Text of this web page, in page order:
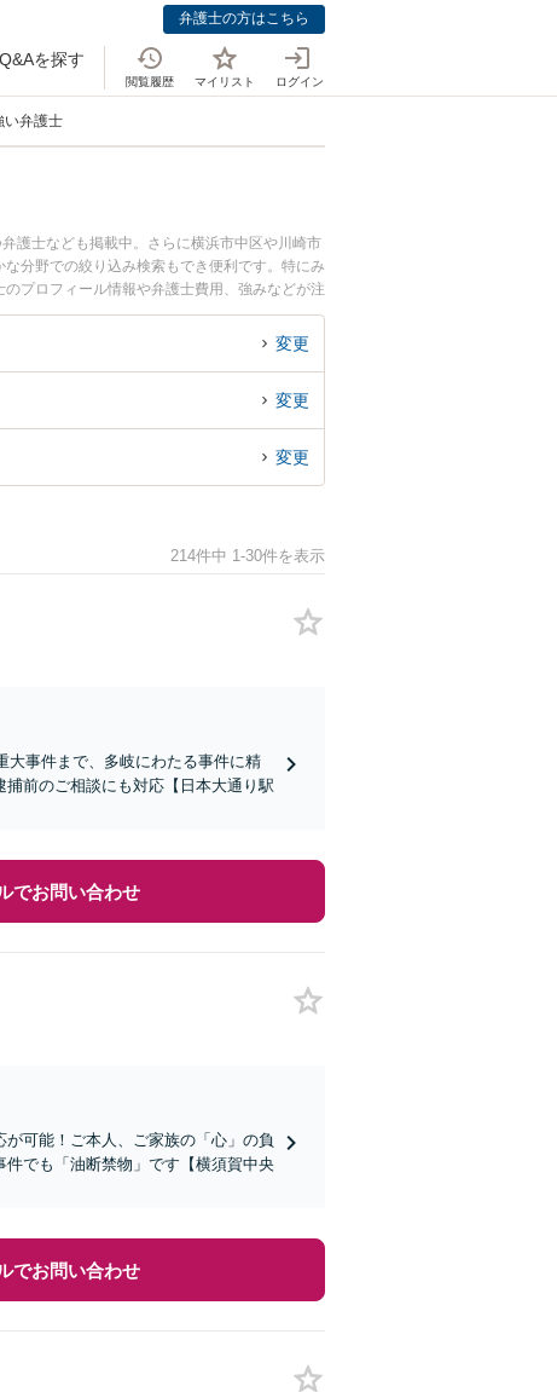
弁護士の方はこちら
を探す
閲覧履歴 マイリスト ログイン
い弁護士
護士なども掲載中。さらに横浜市中区や川崎市
分野での絞り込み検索もでき便利です。特にみ
プロフィール情報や弁護士費用、強みなどが注
ラブル解決の実績豊富な近くの弁護士を検索し
めです。
変更
変更
変更
214件中 1-30件を表示
大事件まで、多岐にわたる事件に精
前のご相談にも対応【日本大通り駅
でお問い合わせ
が可能！ご本人、ご家族の「心」の負
でも「油断禁物」です【横須賀中央
でお問い合わせ